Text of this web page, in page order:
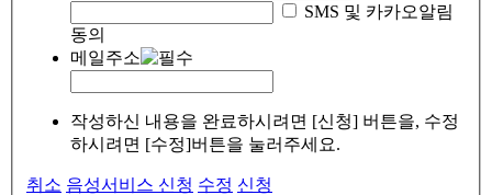
SMS 및 카카오알림
동의
메일주소
작성하신 내용을 완료하시려면 [신청] 버튼을, 수정
하시려면 [수정]버튼을 눌러주세요.
취소 음성서비스 신청 수정 신청